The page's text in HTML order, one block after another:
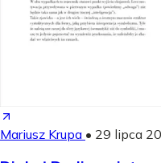
Mariusz Krupa • 29 lipca